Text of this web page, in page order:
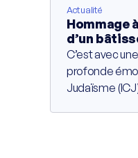
Actualité
Hommage
d’un
engagé
C’est avec
profonde
Judaïsme